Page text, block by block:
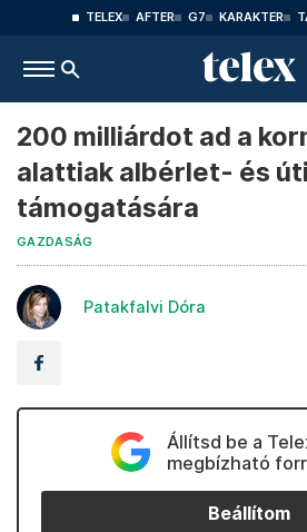
TELEX AFTER G7 KARAKTER
200 milliárdot ad a
alattiak albérlet- és
támogatására
GAZDASÁG
Patakfalvi Dóra
Állítsd be a
megbízható
Beállítom